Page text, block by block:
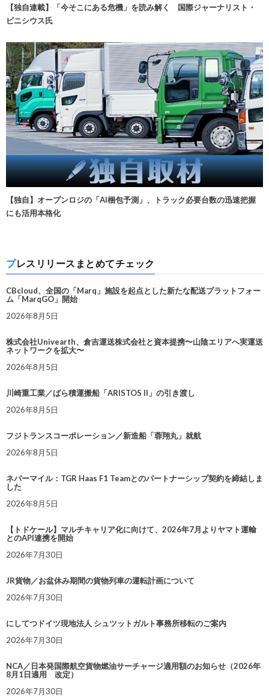
【独自連載】「今そこにある危機」を読み解く 国際ジャーナリスト・
ビニシウス氏
【独自】オープンロジの「AI梱包予測」、トラック必要台数の迅速把握
にも活用本格化
プレスリリースまとめてチェック
CBcloud、全国の「Marq」施設を起点とした新たな配送プラットフォー
ム「MarqGO」開始
2026年8月5日
株式会社Univearth、倉吉運送株式会社と資本提携〜山陰エリアへ実運送
ネットワークを拡大〜
2026年8月5日
川崎重工業／ばら積運搬船「ARISTOS II」の引き渡し
2026年8月5日
フジトランスコーポレーション／新造船「蓉翔丸」就航
2026年8月5日
ネバーマイル：TGR Haas F1 Teamとのパートナーシップ契約を締結しま
した
2026年8月5日
【トドケール】マルチキャリア化に向けて、2026年7月よりヤマト運輸
とのAPI連携を開始
2026年7月30日
JR貨物／お盆休み期間の貨物列車の運転計画について
2026年7月30日
にしてつドイツ現地法人 シュツットガルト事務所移転のご案内
2026年7月30日
NCA／日本発国際航空貨物燃油サーチャージ適用額のお知らせ（2026年
8月1日適用 改定）
2026年7月30日